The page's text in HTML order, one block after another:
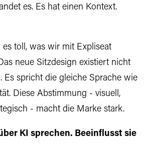
es. Es hat einen Kontext.
toll, was wir mit Expliseat
neue Sitzdesign existiert nicht
Es spricht die gleiche Sprache wie
Diese Abstimmung - visuell,
- macht die Marke stark.
KI sprechen. Beeinflusst sie